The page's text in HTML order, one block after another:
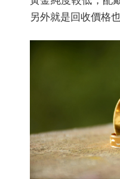
另外就是回收價格